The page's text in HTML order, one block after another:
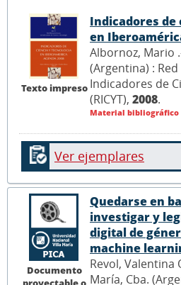
Texto impreso
Indicadores de
en
Albornoz, Mario
(Argentina) :
Indicadores de
(RICYT), 2008.
Material bibliográfico
Ver ejemplares
Documento
Quedarse en
investigar y
digital de
machine
Revol, Valentina
María, Cba.